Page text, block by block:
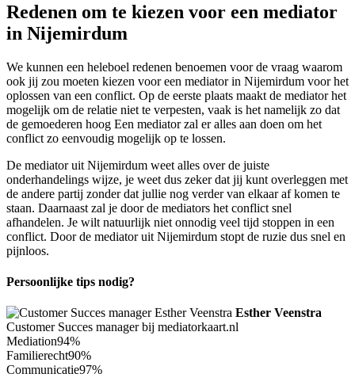
Redenen om te kiezen voor een mediator
in Nijemirdum
We kunnen een heleboel redenen benoemen voor de vraag waarom
ook jij zou moeten kiezen voor een mediator in Nijemirdum voor het
oplossen van een conflict. Op de eerste plaats maakt de mediator het
mogelijk om de relatie niet te verpesten, vaak is het namelijk zo dat
de gemoederen hoog Een mediator zal er alles aan doen om het
conflict zo eenvoudig mogelijk op te lossen.
De mediator uit Nijemirdum weet alles over de juiste
onderhandelings wijze, je weet dus zeker dat jij kunt overleggen met
de andere partij zonder dat jullie nog verder van elkaar af komen te
staan. Daarnaast zal je door de mediators het conflict snel
afhandelen. Je wilt natuurlijk niet onnodig veel tijd stoppen in een
conflict. Door de mediator uit Nijemirdum stopt de ruzie dus snel en
pijnloos.
Persoonlijke tips nodig?
Esther Veenstra
Customer Succes manager bij mediatorkaart.nl
Mediation94%
Familierecht90%
Communicatie97%